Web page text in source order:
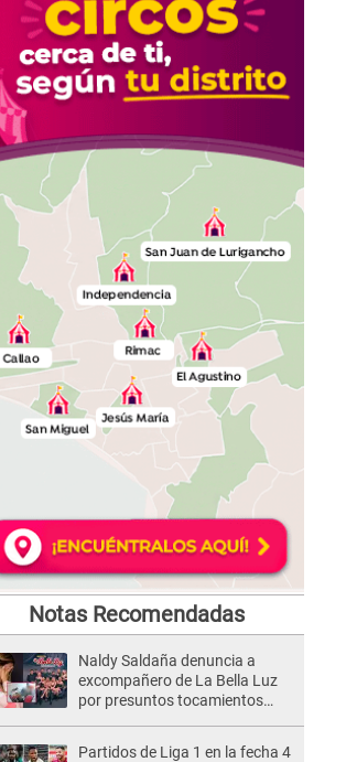
Notas Recomendadas
Naldy Saldaña denuncia a
excompañero de La Bella Luz
por presuntos tocamientos
Partidos de Liga 1 en la fecha 4